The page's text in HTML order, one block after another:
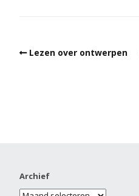
Lezen over ontwerpen
Archief